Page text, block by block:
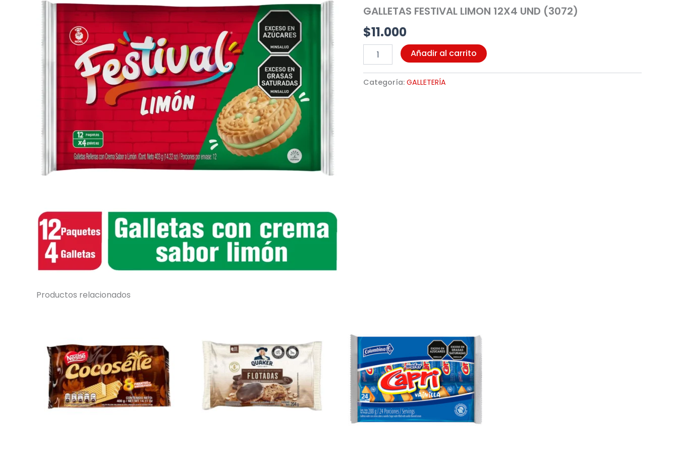
GALLETAS FESTIVAL LIMON 12X4 UND (3072)
$11.000
UND
(3072)
cantidad
Añadir al carrito
Categoría: GALLETERÍA
Productos relacionados